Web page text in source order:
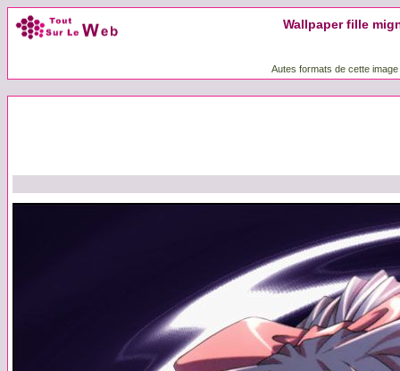
Wallpaper fille
Autes formats de cette